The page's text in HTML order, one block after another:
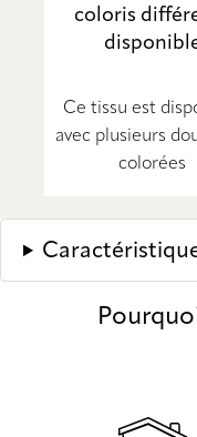
coloris
Ce tissu est
avec plusieurs
colorées